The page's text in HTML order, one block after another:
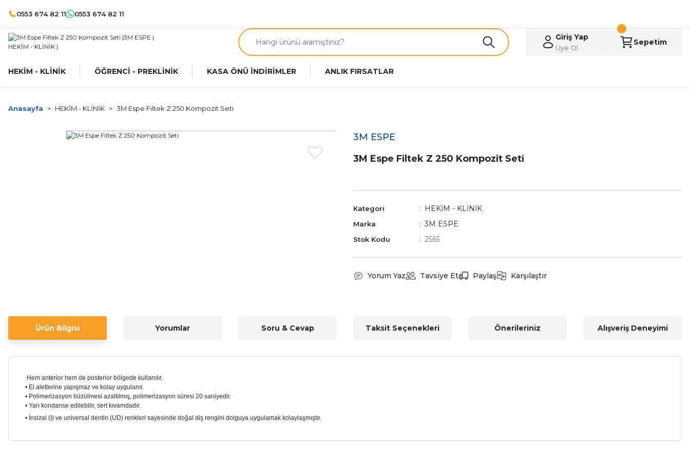
0553 674 82 11 0553 674 82 11
Giriş Yap
Üye Ol
Sepetim
HEKİM - KLİNİK ÖĞRENCİ - PREKLİNİK KASA ÖNÜ İNDİRİMLER ANLIK FIRSATLAR
Anasayfa HEKİM - KLİNİK 3M Espe Filtek Z 250 Kompozit Seti
3M ESPE
3M Espe Filtek Z 250 Kompozit Seti
Kategori HEKİM - KLİNİK
Marka 3M ESPE
Stok Kodu 2565
Yorum Yaz Tavsiye Et Paylaş Karşılaştır
Ürün Bilgisi Yorumlar Soru & Cevap Taksit Seçenekleri Önerileriniz Alışveriş Deneyimi
Hem anterior hem de posterior bölgede kullanılır.
• El aletlerine yapışmaz ve kolay uygulanır.
• Polimerizasyon büzülmesi azaltılmış, polimerizasyon süresi 20 saniyedir.
• Yarı kondanse edilebilir, sert kıvamdadır.
• İnsizal (I) ve universal dentin (UD) renkleri sayesinde doğal diş rengini dolguya uygulamak kolaylaşmıştır.